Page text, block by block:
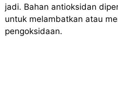
jadi. Bahan antioksidan
untuk melambatkan atau
pengoksidaan.